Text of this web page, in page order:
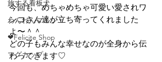
旅する看板犬
わんわんマルシェ
❤Felicite Shop
マグカップ
今回も、めちゃめちゃ可愛い愛されワ
ンコさん達が立ち寄ってくれました
よ〜＾＾
どの子もみんな幸せなのが全身から伝
わってきます♡